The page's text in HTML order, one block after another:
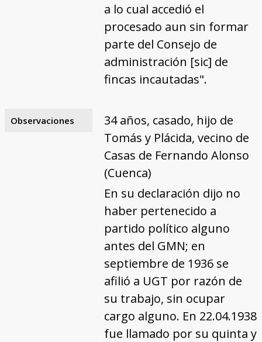
a lo cual accedió el
procesado aun sin formar
parte del Consejo de
administración [sic] de
fincas incautadas".
Observaciones
34 años, casado, hijo de
Tomás y Plácida, vecino de
Casas de Fernando Alonso
(Cuenca)
En su declaración dijo no
haber pertenecido a
partido político alguno
antes del GMN; en
septiembre de 1936 se
afilió a UGT por razón de
su trabajo, sin ocupar
cargo alguno. En 22.04.1938
fue llamado por su quinta y